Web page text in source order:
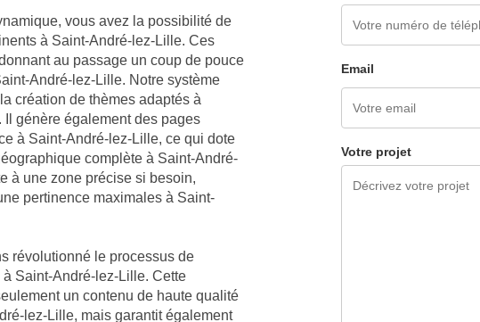
vous avez la possibilité de
à Saint-André-lez-Lille. Ces
au passage un coup de pouce
André-lez-Lille. Notre système
création de thèmes adaptés à
génère également des pages
à Saint-André-lez-Lille, ce qui dote
complète à Saint-André-
à une zone précise si besoin,
pertinence maximales à Saint-
révolutionné le processus de
Saint-André-lez-Lille. Cette
un contenu de haute qualité
lez-Lille, mais garantit également
Email
Votre projet